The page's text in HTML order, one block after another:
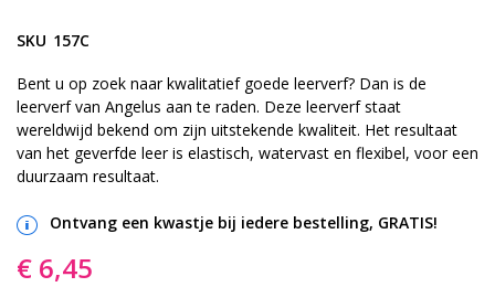
naar
begin
van
de
afbeeldingen-
gallerij
SKU 157C
Bent u op zoek naar kwalitatief goede leerverf? Dan is de
leerverf van Angelus aan te raden. Deze leerverf staat
wereldwijd bekend om zijn uitstekende kwaliteit. Het resultaat
van het geverfde leer is elastisch, watervast en flexibel, voor een
duurzaam resultaat.
Ontvang een kwastje bij iedere bestelling, GRATIS!
€ 6,45